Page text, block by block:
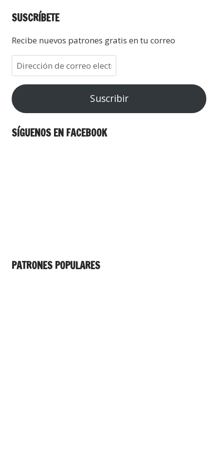
SUSCRÍBETE
Recibe nuevos patrones gratis en tu correo
Suscribir
SÍGUENOS EN FACEBOOK
PATRONES POPULARES